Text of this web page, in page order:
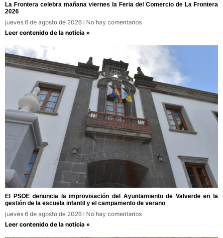
La Frontera celebra mañana viernes la Feria del Comercio de La Frontera
2026
jueves 6 de agosto de 2026
No hay comentarios
Leer contenido de la noticia »
El PSOE denuncia la improvisación del Ayuntamiento de Valverde en la
gestión de la escuela infantil y el campamento de verano
jueves 6 de agosto de 2026
No hay comentarios
Leer contenido de la noticia »